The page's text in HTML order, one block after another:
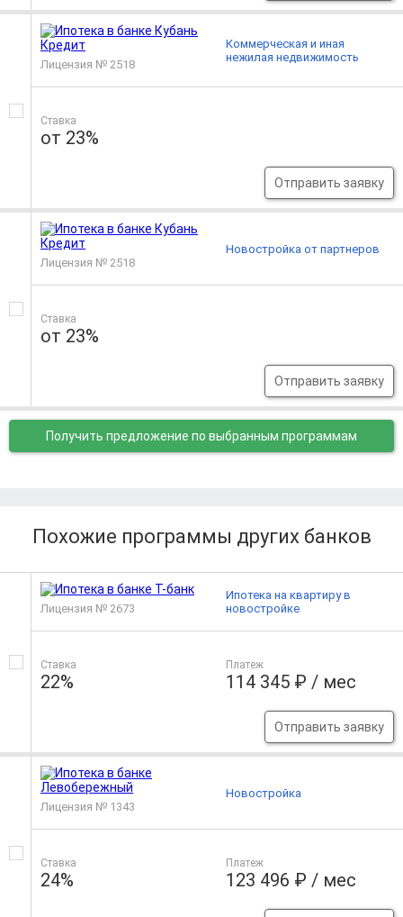
Лицензия № 2518
Ставка
от 23%
Отправить заявку
Коммерческая и иная
нежилая недвижимость
Лицензия № 2518
Ставка
от 23%
Отправить заявку
Новостройка от партнеров
Получить предложение по выбранным программам
Похожие программы других банков
Лицензия № 2673
Ставка
22%
Платеж
114 345 ₽ / мес
Отправить заявку
Ипотека на квартиру в
новостройке
Лицензия № 1343
Ставка
24%
Платеж
123 496 ₽ / мес
Новостройка